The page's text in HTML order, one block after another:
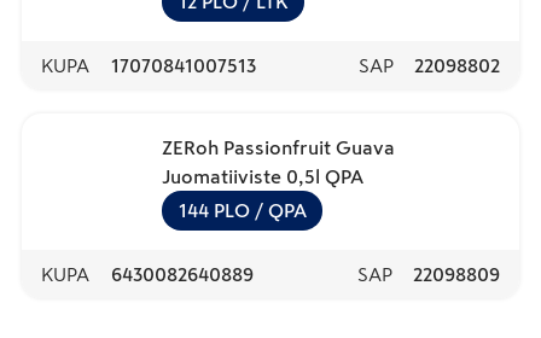
KUPA 17070841007513 SAP 22098802
ZERoh Passionfruit Guava
Juomatiiviste 0,5l QPA
144 PLO / QPA
KUPA 6430082640889 SAP 22098809